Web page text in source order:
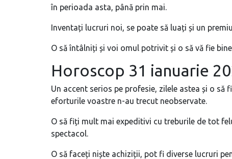
în perioada asta, până prin mai.
Inventați lucruri noi, se poate să luați și un
O să întâlniți și voi omul potrivit și o să vă fie
Horoscop 31 ianuarie
Un accent serios pe profesie, zilele astea și o să
eforturile voastre n-au trecut neobservate.
O să fiți mult mai expeditivi cu treburile de tot
spectacol.
O să faceți niște achiziții, pot fi diverse lucruri